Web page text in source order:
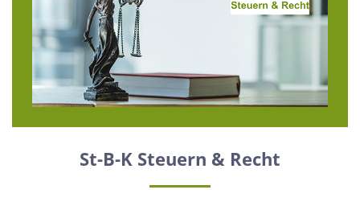
St-B-K Steuern & Recht